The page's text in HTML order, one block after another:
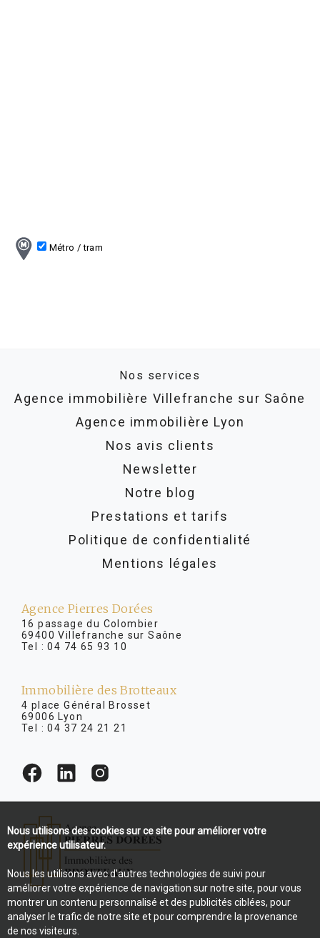
Métro / tram
Nos services
Agence immobilière Villefranche sur Saône
Agence immobilière Lyon
Nos avis clients
Newsletter
Notre blog
Prestations et tarifs
Politique de confidentialité
Mentions légales
Agence Pierres Dorées
16 passage du Colombier
69400 Villefranche sur Saône
Tel :04 74 65 93 10
Immobilière des Brotteaux
4 place Général Brosset
69006 Lyon
Tel :04 37 24 21 21
Nous utilisons des cookies sur ce site pour améliorer votre
expérience utilisateur.
Nous les utilisons avec d'autres technologies de suivi pour
améliorer votre expérience de navigation sur notre site, pour vous
montrer un contenu personnalisé et des publicités ciblées, pour
analyser le trafic de notre site et pour comprendre la provenance
de nos visiteurs.